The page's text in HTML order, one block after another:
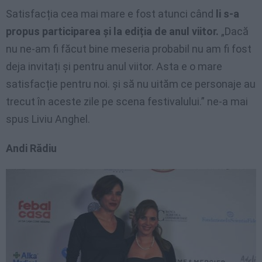
Satisfacția cea mai mare e fost atunci când
li s-a
propus participarea și la ediția de anul viitor. „Dacă
nu ne-am fi făcut bine meseria probabil nu am fi fost
deja invitați și pentru anul viitor. Asta e o mare
satisfacție pentru noi. și să nu uităm ce personaje au
trecut în aceste zile pe scena festivalului.” ne-a mai
spus Liviu Anghel.
Andi Rădiu